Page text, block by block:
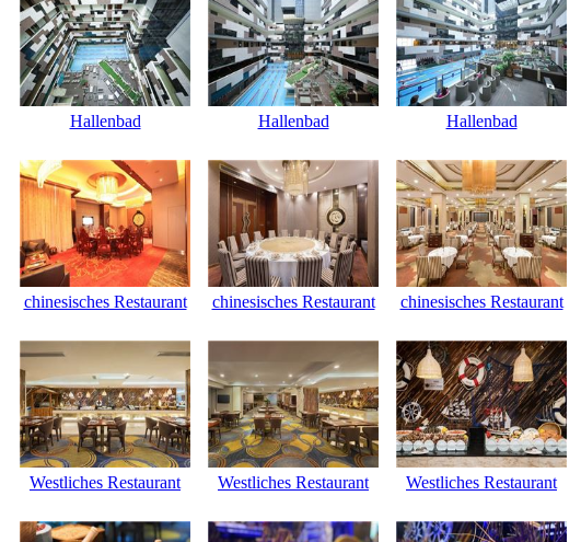
Hallenbad Hallenbad Hallenbad
chinesisches Restaurant chinesisches Restaurant chinesisches Restaurant
Westliches Restaurant Westliches Restaurant Westliches Restaurant